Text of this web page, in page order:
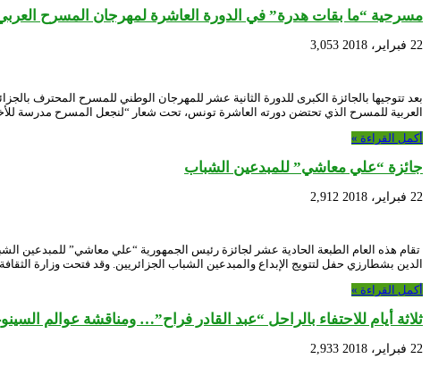
مسرحية “ما بقات هدرة” في الدورة العاشرة لمهرجان المسرح
22 فبراير، 2018 3,053
العربية للمسرح الذي تحتضن دورته العاشرة تونس، تحت شعار “لنجعل المسرح مدرسة
أكمل القراءة »
جائزة “علي معاشي” للمبدعين الشباب
22 فبراير، 2018 2,912
تقام هذه العام الطبعة الحادية عشر لجائزة رئيس الجمهورية “علي معاشي” للمبدعين
الدين بشطارزي حفل لتتويج الإبداع والمبدعين الشباب الجزائريين. وقد فتحت وزارة
أكمل القراءة »
ثلاثة أيام للاحتفاء بالراحل “عبد القادر فراح”… ومناقشة عوالم
22 فبراير، 2018 2,933